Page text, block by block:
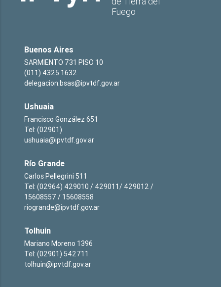
Fuego
Buenos Aires
SARMIENTO 731 PISO 10
(011) 4325 1632
delegacion.bsas@ipvtdf.gov.ar
Ushuaia
Francisco González 651
Tel: (02901)
ushuaia@ipvtdf.gov.ar
Río Grande
Carlos Pellegrini 511
Tel: (02964) 429010 / 429011/ 429012 /
15608557 / 15608558
riogrande@ipvtdf.gov.ar
Tolhuin
Mariano Moreno 1396
Tel: (02901) 542711
tolhuin@ipvtdf.gov.ar